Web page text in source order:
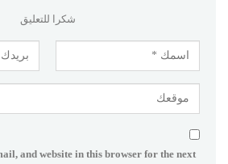
شكرا للتعليق
and website in this browser for the next